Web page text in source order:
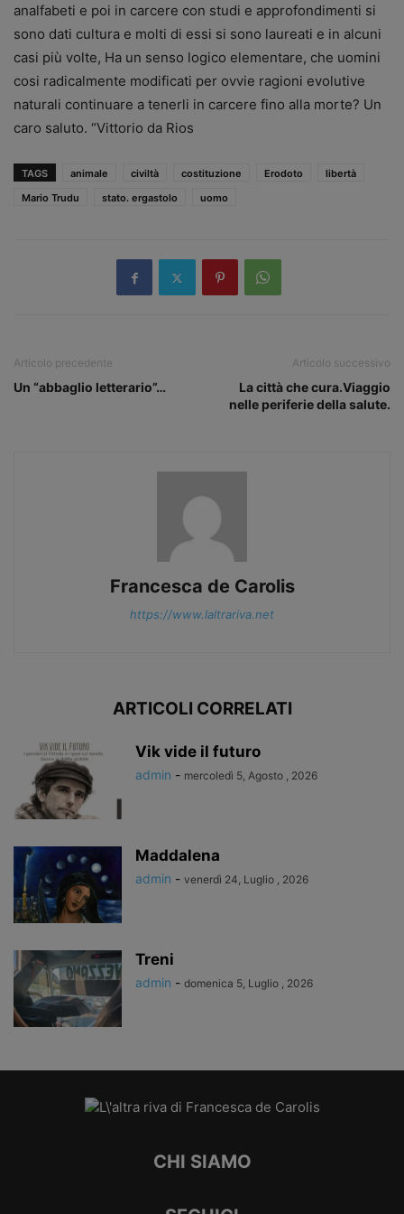
analfabeti e poi in carcere con studi e approfondimenti si
sono dati cultura e molti di essi si sono laureati e in alcuni
casi più volte, Ha un senso logico elementare, che uomini
cosi radicalmente modificati per ovvie ragioni evolutive
naturali continuare a tenerli in carcere fino alla morte? Un
caro saluto. “Vittorio da Rios
TAGS animale civiltà costituzione Erodoto
libertà
Mario Trudu
stato. ergastolo uomo
Articolo precedente
Un “abbaglio letterario”…
Articolo successivo
La città che cura.Viaggio
nelle periferie della salute.
Francesca de Carolis
https://www.laltrariva.net
ARTICOLI CORRELATI
Vik vide il futuro
admin - mercoledì 5, Agosto , 2026
Maddalena
admin - venerdì 24, Luglio , 2026
Treni
admin - domenica 5, Luglio , 2026
CHI SIAMO